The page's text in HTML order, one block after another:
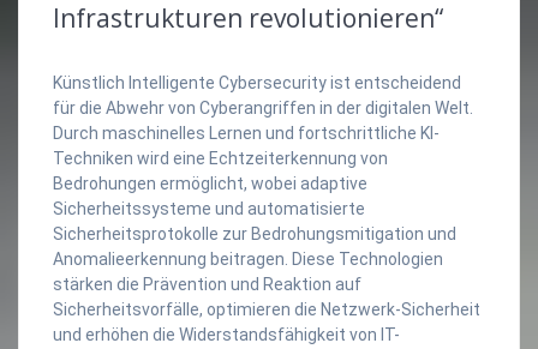
Infrastrukturen revolutionieren“
Künstlich Intelligente Cybersecurity ist entscheidend
für die Abwehr von Cyberangriffen in der digitalen Welt.
Durch maschinelles Lernen und fortschrittliche KI-
Techniken wird eine Echtzeiterkennung von
Bedrohungen ermöglicht, wobei adaptive
Sicherheitssysteme und automatisierte
Sicherheitsprotokolle zur Bedrohungsmitigation und
Anomalieerkennung beitragen. Diese Technologien
stärken die Prävention und Reaktion auf
Sicherheitsvorfälle, optimieren die Netzwerk-Sicherheit
und erhöhen die Widerstandsfähigkeit von IT-